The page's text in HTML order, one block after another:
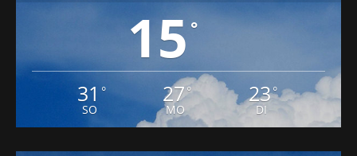
15 °
31 °
SO
27°
MO
23°
DI